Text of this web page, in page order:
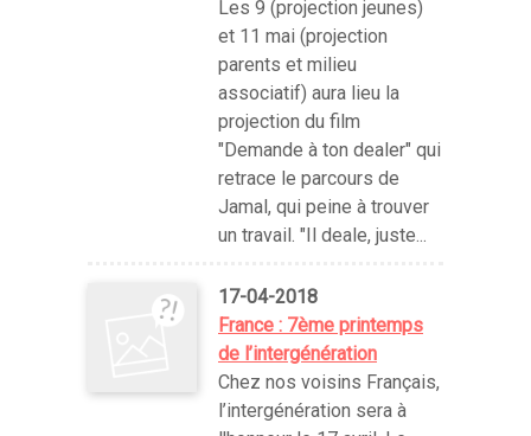
Les 9 (projection jeunes)
et 11 mai (projection
parents et milieu
associatif) aura lieu la
projection du film
"Demande à ton dealer" qui
retrace le parcours de
Jamal, qui peine à trouver
un travail. "Il deale, juste...
17-04-2018
France : 7ème printemps
de l’intergénération
Chez nos voisins Français,
l’intergénération sera à